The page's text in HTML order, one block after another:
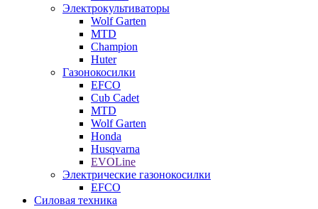
Электрокультиваторы
Wolf Garten
MTD
Champion
Huter
Газонокосилки
EFCO
Cub Cadet
MTD
Wolf Garten
Honda
Husqvarna
EVOLine
Электрические газонокосилки
EFCO
Силовая техника